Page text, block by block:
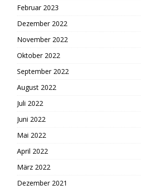
Februar 2023
Dezember 2022
November 2022
Oktober 2022
September 2022
August 2022
Juli 2022
Juni 2022
Mai 2022
April 2022
März 2022
Dezember 2021